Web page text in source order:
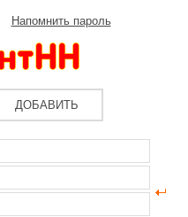
Напомнить пароль
ДОБАВИТЬ